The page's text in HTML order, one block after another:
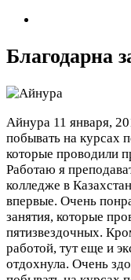
Благодарна
Айнура 11 января,
побывать на курсах
которые проводили
Работаю я
колледже в
впервые. Очень
занятия, которые
пятизвездочных.
работой, тут еще и
отдохнула. Очень